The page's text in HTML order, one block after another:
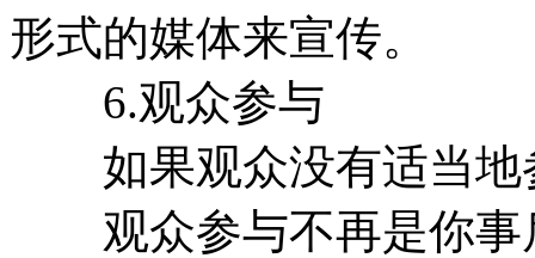
形式的媒体来宣传。
6.观众参与
如果观众没有适当地
观众参与不再是你事